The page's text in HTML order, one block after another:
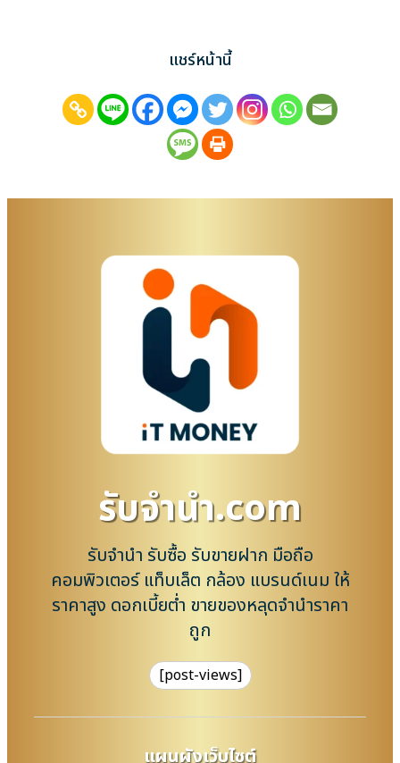
แชร์หน้านี้
รับจํานํา.com
รับจำนำ รับซื้อ รับขายฝาก มือถือ
คอมพิวเตอร์ แท็บเล็ต กล้อง แบรนด์เนม ให้
ราคาสูง ดอกเบี้ยต่ำ ขายของหลุดจำนำราคา
ถูก
[post-views]
แผนผังเว็บไซต์